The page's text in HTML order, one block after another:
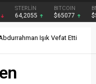
STERLİN
64,2055
BITCOIN
$65077
Işık Vefat Etti